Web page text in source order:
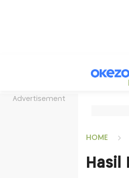
Advertisement
HOME